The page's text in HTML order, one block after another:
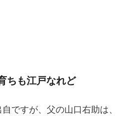
ちも江戸なれど
ですが、父の山口右助は、